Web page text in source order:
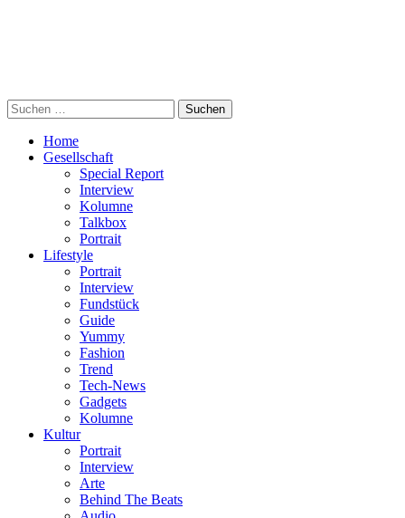
Suchen
nach:
Home
Gesellschaft
Special Report
Interview
Kolumne
Talkbox
Portrait
Lifestyle
Portrait
Interview
Fundstück
Guide
Yummy
Fashion
Trend
Tech-News
Gadgets
Kolumne
Kultur
Portrait
Interview
Arte
Behind The Beats